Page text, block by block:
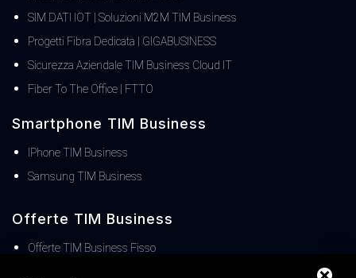
SIM DATI IOT | Soluzioni M2M TIM Business
Progetti Fibra Dedicata | GIGABUSINESS
Sicurezza Aziendale TIM Business Cloud IT
Fiber To The Office | FTTO
Smartphone TIM Business
IPhone TIM Business
Samsung TIM Business
Offerte TIM Business
Offerte TIM Business Fisso